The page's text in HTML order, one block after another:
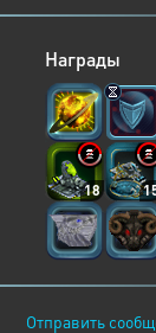
Награды
18
Отправить